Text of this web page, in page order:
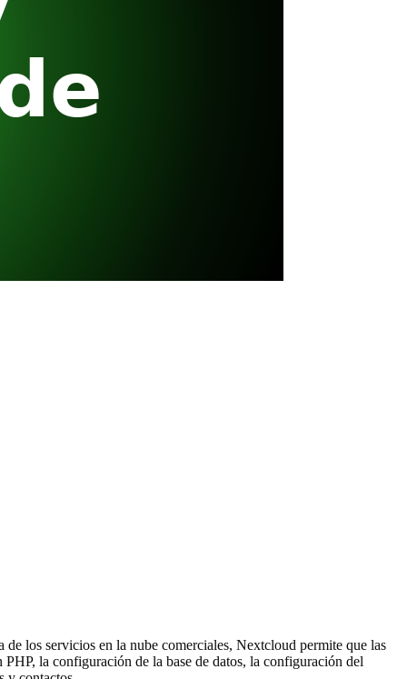
los servicios en la nube comerciales, Nextcloud permite que las
la configuración de la base de datos, la configuración del